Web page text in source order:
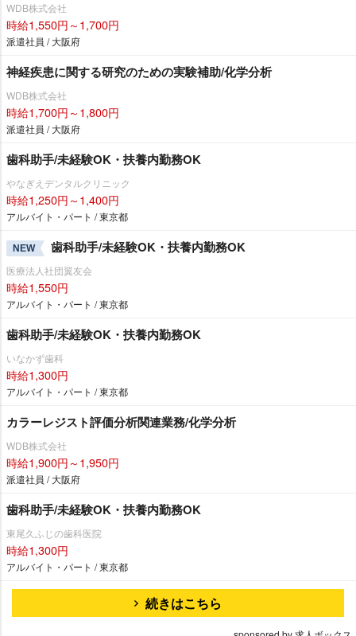
WDB株式会社
時給1,550円～1,700円
派遣社員 / 大阪府
神経疾患に関する研究のための実験補助/化学分析
WDB株式会社
時給1,700円～1,800円
派遣社員 / 大阪府
歯科助手/未経験OK・扶養内勤務OK
なぎえデンタルクリニック
時給1,250円～1,400円
アルバイト・パート / 東京都
NEW 歯科助手/未経験OK・扶養内勤務OK
医療法人社団翼友会
時給1,550円
アルバイト・パート / 東京都
歯科助手/未経験OK・扶養内勤務OK
いなかず歯科
時給1,300円
アルバイト・パート / 東京都
カラーレジスト評価分析関連業務/化学分析
WDB株式会社
時給1,900円～1,950円
派遣社員 / 大阪府
歯科助手/未経験OK・扶養内勤務OK
東尾久ふじの歯科医院
時給1,300円
アルバイト・パート / 東京都
続きはこちら